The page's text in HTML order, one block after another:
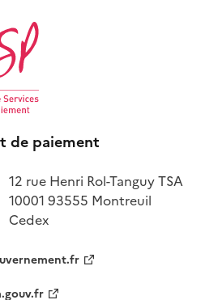
de paiement
12 rue Henri Rol-Tanguy TSA
10001 93555 Montreuil
Cedex